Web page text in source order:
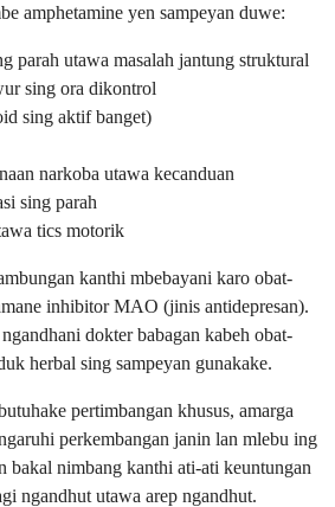
amphetamine yen sampeyan duwe:
parah utawa masalah jantung struktural
sing ora dikontrol
sing aktif banget)
narkoba utawa kecanduan
sing parah
tics motorik
kanthi mbebayani karo obat-
inhibitor MAO (jinis antidepresan).
dokter babagan kabeh obat-
herbal sing sampeyan gunakake.
pertimbangan khusus, amarga
perkembangan janin lan mlebu ing
bakal nimbang kanthi ati-ati keuntungan
ngandhut utawa arep ngandhut.